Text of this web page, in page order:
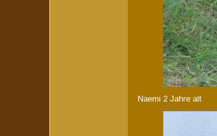
Naemi 2 Jahre alt